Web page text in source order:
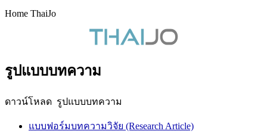
Home ThaiJo
รูปแบบบทความ
ดาวน์โหลด รูปแบบบทความ
แบบฟอร์มบทความวิจัย (Research Article)